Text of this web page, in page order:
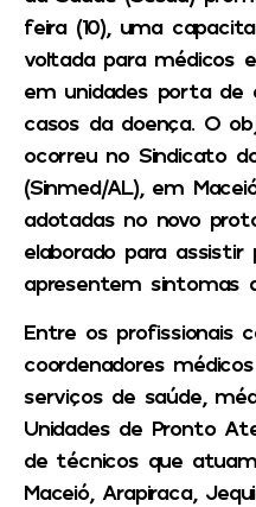
feira (10), uma
voltada para médicos
em unidades porta de
casos da doença. O
ocorreu no Sindicato
(Sinmed/AL), em
adotadas no novo
elaborado para assistir
apresentem sintomas
Entre os profissionais
coordenadores
serviços de saúde,
Unidades de Pronto
de técnicos que
Maceió, Arapiraca,